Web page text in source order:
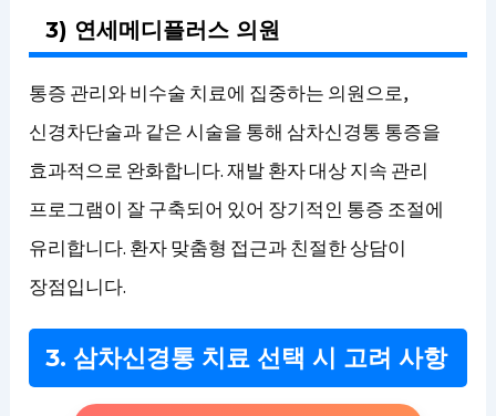
3) 연세메디플러스 의원
통증 관리와 비수술 치료에 집중하는 의원으로,
신경차단술과 같은 시술을 통해 삼차신경통 통증을
효과적으로 완화합니다. 재발 환자 대상 지속 관리
프로그램이 잘 구축되어 있어 장기적인 통증 조절에
유리합니다. 환자 맞춤형 접근과 친절한 상담이
장점입니다.
3. 삼차신경통 치료 선택 시 고려 사항